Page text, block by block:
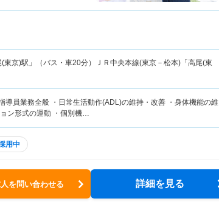
(東京)駅」（バス・車20分）ＪＲ中央本線(東京－松本)「高尾(東
導員業務全般 ・日常生活動作(ADL)の維持・改善 ・身体機能の維
ン形式の運動 ・個別機…
用中
を問い合わせる 詳細を見る